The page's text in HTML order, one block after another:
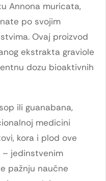
Annona muricata,
po svojim
Ovaj proizvod
ekstrakta graviole
dozu bioaktivnih
ili guanabana,
medicini
kora i plod ove
– jedinstvenim
pažnju naučne